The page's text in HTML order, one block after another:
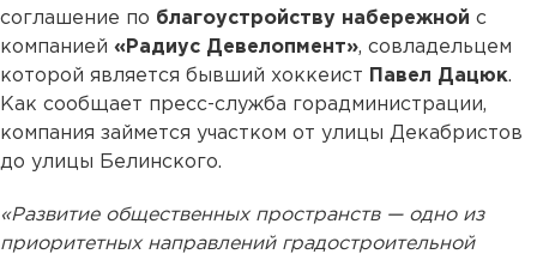
соглашение по благоустройству набережной с
компанией «Радиус Девелопмент», совладельцем
которой является бывший хоккеист Павел Дацюк.
Как сообщает пресс-служба горадминистрации,
компания займется участком от улицы Декабристов
до улицы Белинского.
«Развитие общественных пространств — одно из
приоритетных направлений градостроительной